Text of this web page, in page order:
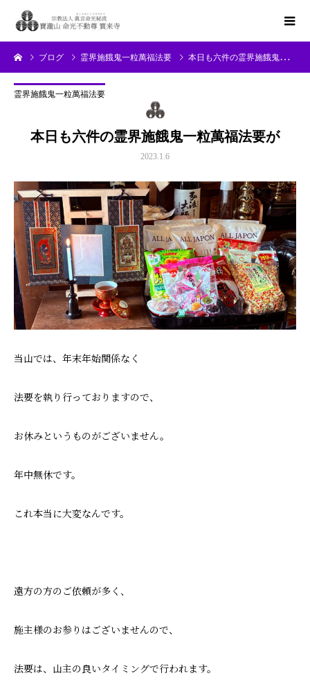
ブログ 霊界施餓鬼一粒萬福法要 本日も六件の霊界施餓鬼一粒萬福法要が
霊界施餓鬼一粒萬福法要
本日も六件の霊界施餓鬼一粒萬福法要が
2023.1.6
当山では、年末年始関係なく
法要を執り行っておりますので、
お休みというものがございません。
年中無休です。
これ本当に大変なんです。
遠方の方のご依頼が多く、
施主様のお参りはございませんので、
法要は、山主の良いタイミングで行われます。